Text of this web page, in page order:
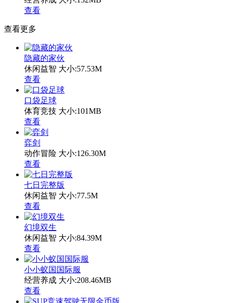
查看
查看更多
隐藏的家伙
休闲益智 大小:57.53M
查看
口袋足球
体育竞技 大小:101MB
查看
弈剑
动作冒险 大小:126.30M
查看
七日完整版
休闲益智 大小:77.5M
查看
幻境双生
休闲益智 大小:84.39M
查看
小小蚁国国际服
经营养成 大小:208.46MB
查看